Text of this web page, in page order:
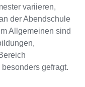
variieren,
der Abendschule
Allgemeinen sind
gefragt.